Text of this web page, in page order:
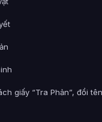
giấy “Tra Phản”, đổi